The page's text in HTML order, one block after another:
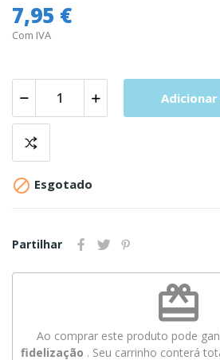
7,95 €
Com IVA
 Esgotado
Partilhar
redeem
Ao comprar este produto pode
fidelização . Seu carrinho conterá